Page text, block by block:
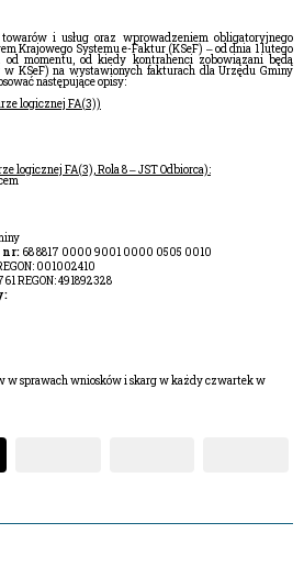
i usług oraz wprowadzeniem obligatoryjnego
Krajowego Systemu e-Faktur (KSeF) – od dnia 1 lutego
momentu, od kiedy kontrahenci zobowiązani będą
KSeF) na wystawionych fakturach dla Urzędu Gminy
następujące opisy:
logicznej FA(3))
logicznej FA(3), Rola 8 – JST Odbiorca):
nr: 68 8817 0000 9001 0000 0505 0010
001002410
REGON: 491892328
w sprawach wniosków i skarg w każdy czwartek w